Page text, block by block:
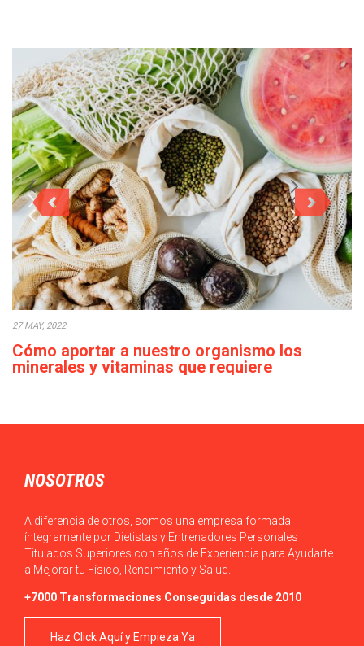
27 MAY, 2022
Cómo aportar a nuestro organismo los
minerales y vitaminas que requiere
NOSOTROS
A diferencia de otros, somos una empresa formada
íntegramente por Dietistas y Entrenadores Personales
Titulados Superiores con años de Experiencia para Ayudarte
a Mejorar tu Físico, Rendimiento y Salud.
+7000 Transformaciones Conseguidas desde 2010
Haz Click Aquí y Empieza Ya